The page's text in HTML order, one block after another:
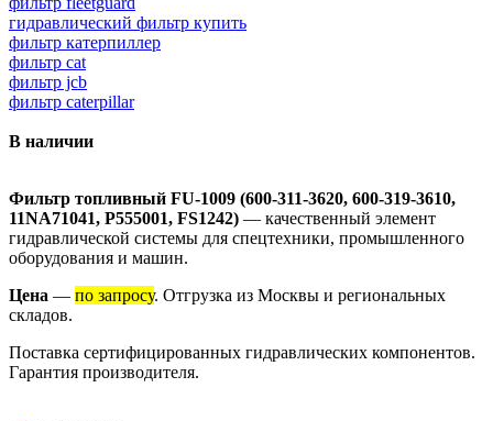
гидравлический фильтр купить
фильтр катерпиллер
фильтр cat
фильтр jcb
фильтр caterpillar
В наличии
Фильтр топливный FU-1009 (600-311-3620, 600-319-3610,
11NA71041, P555001, FS1242) — качественный элемент
гидравлической системы для спецтехники, промышленного
оборудования и машин.
Цена — по запросу. Отгрузка из Москвы и региональных
складов.
Поставка сертифицированных гидравлических компонентов.
Гарантия производителя.